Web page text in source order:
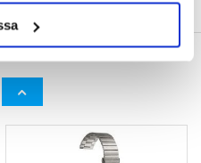
Huawei P Smart Plånboksfodral med